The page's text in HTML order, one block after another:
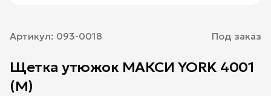
Артикул: 093-0018 Под заказ
Щетка утюжок МАКСИ YORK 4001
(М)